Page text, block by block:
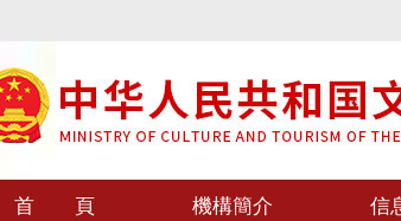
首 頁 機構簡介 信